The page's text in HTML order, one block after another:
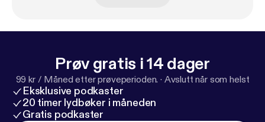
Prøv gratis i 14 dager
99 kr / Måned etter prøveperioden. · Avslutt når som helst
Eksklusive podkaster
20 timer lydbøker i måneden
Gratis podkaster